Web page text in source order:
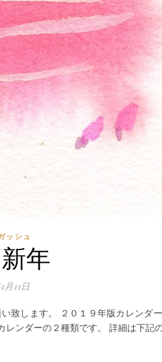
ッシュ
年
月11日
致します。 ２０１９年版カレンダ
ンダーの２種類です。 詳細は下記